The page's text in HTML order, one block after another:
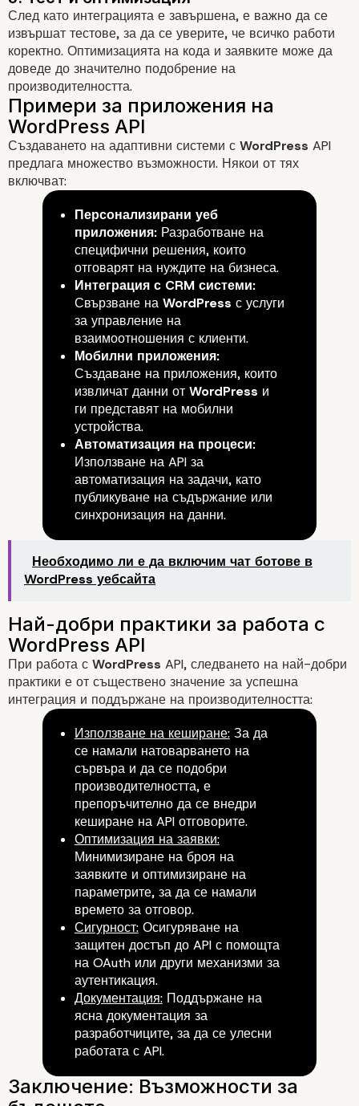
Стъпки за интеграция на
WordPress
1. Разбиране на API
2. Създаване на API ключ
3. Използване на HTTP заявки
4. Обработка на отговорите
5. Тест и оптимизация
След като интеграцията е завършена, е важно да се
извършат тестове, за да се уверите, че всичко работи
коректно. Оптимизацията на кода и заявките може да
доведе до значително подобрение на
производителността.
Примери за приложения на
WordPress API
Създаването на адаптивни системи с WordPress API
предлага множество възможности. Някои от тях
включват:
Персонализирани уеб
приложения:Разработване на
специфични решения, които
отговарят на нуждите на бизнеса.
Интеграция с CRM системи:
Свързване на WordPress с услуги
за управление на
взаимоотношения с клиенти.
Мобилни приложения:
Създаване на приложения, които
извличат данни от WordPress и
ги представят на мобилни
устройства.
Автоматизация на процеси:
Използване на API за
автоматизация на задачи, като
публикуване на съдържание или
синхронизация на данни.
Необходимо ли е да включим чат ботове в
WordPress уебсайта
При работа с WordPress API, следването на най-добри
практики е от съществено значение за успешна
интеграция и поддържане на производителността:
Използване на кеширане:За да
се намали натоварването на
сървъра и да се подобри
производителността, е
препоръчително да се внедри
кеширане на API отговорите.
Оптимизация на заявки:
Минимизиране на броя на
заявките и оптимизиране на
параметрите, за да се намали
времето за отговор.
Сигурност:Осигуряване на
защитен достъп до API с помощта
на OAuth или други механизми за
аутентикация.
Документация:Поддържане на
ясна документация за
разработчиците, за да се улесни
работата с API.